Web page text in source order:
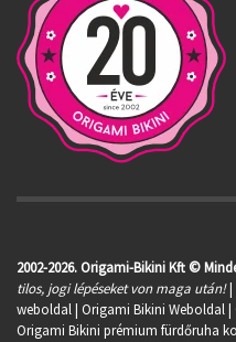
2002-2026. Origami-Bikini Kft ©
tilos, jogi lépéseket von maga után!|
weboldal | Origami Bikini Weboldal |
Origami Bikini prémium fürdőruha